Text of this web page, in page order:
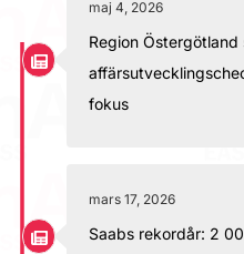
maj 4, 2026
Region
fokus
mars 17, 2026
Saabs rekordår: 2